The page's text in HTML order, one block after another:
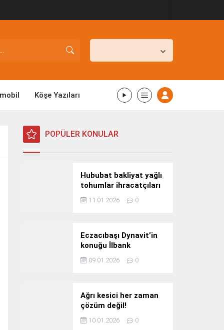
Köşe Yazıları
POPÜLER KONULAR
Hububat bakliyat yağlı
tohumlar ihracatçıları
Güney Kore yolcusu
11.01.2026 0
Eczacıbaşı Dynavit’in
konuğu İlbank
09.01.2026 0
Ağrı kesici her zaman
çözüm değil!
10.01.2026 0